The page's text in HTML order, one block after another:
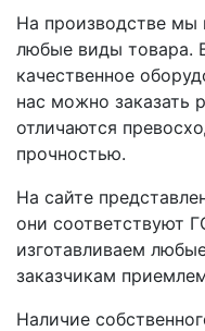
На производстве мы
любые виды товара.
качественное
нас можно заказать
отличаются
прочностью.
На сайте
они соответствуют
изготавливаем
заказчикам
Наличие